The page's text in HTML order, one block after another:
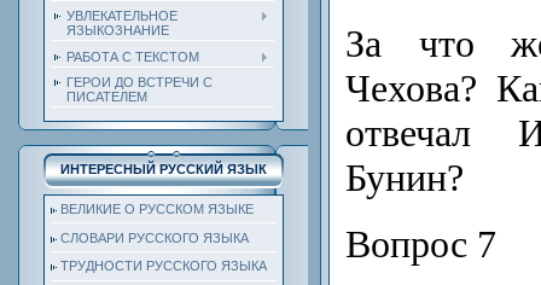
УВЛЕКАТЕЛЬНОЕ
ЯЗЫКОЗНАНИЕ
РАБОТА С ТЕКСТОМ
ГЕРОИ ДО ВСТРЕЧИ С
ПИСАТЕЛЕМ
ИНТЕРЕСНЫЙ РУССКИЙ ЯЗЫК
ВЕЛИКИЕ О РУССКОМ ЯЗЫКЕ
СЛОВАРИ РУССКОГО ЯЗЫКА
ТРУДНОСТИ РУССКОГО ЯЗЫКА
За что
Чехова?
отвечал
Бунин?
Вопрос 7